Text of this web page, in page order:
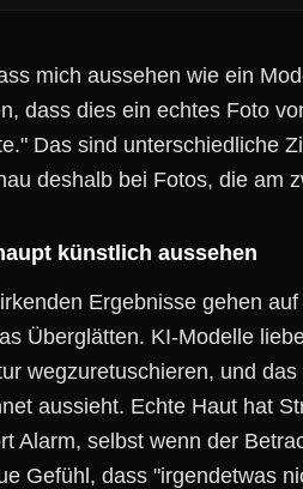
mich aussehen wie ein
dass dies ein echtes Foto
Das sind unterschiedliche
deshalb bei Fotos, die am
künstlich aussehen
Ergebnisse gehen
Überglätten. KI-Modelle
wegzuretuschieren, und
aussieht. Echte Haut hat
Alarm, selbst wenn der
Gefühl, dass "irgendetwas